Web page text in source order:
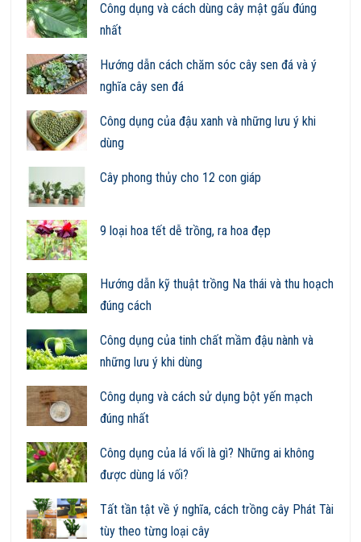
Công dụng và cách dùng cây mật gấu đúng
nhất
Hướng dẫn cách chăm sóc cây sen đá và ý
nghĩa cây sen đá
Công dụng của đậu xanh và những lưu ý khi
dùng
Cây phong thủy cho 12 con giáp
9 loại hoa tết dễ trồng, ra hoa đẹp
Hướng dẫn kỹ thuật trồng Na thái và thu hoạch
đúng cách
Công dụng của tinh chất mầm đậu nành và
những lưu ý khi dùng
Công dụng và cách sử dụng bột yến mạch
đúng nhất
Công dụng của lá vối là gì? Những ai không
được dùng lá vối?
Tất tần tật về ý nghĩa, cách trồng cây Phát Tài
tùy theo từng loại cây